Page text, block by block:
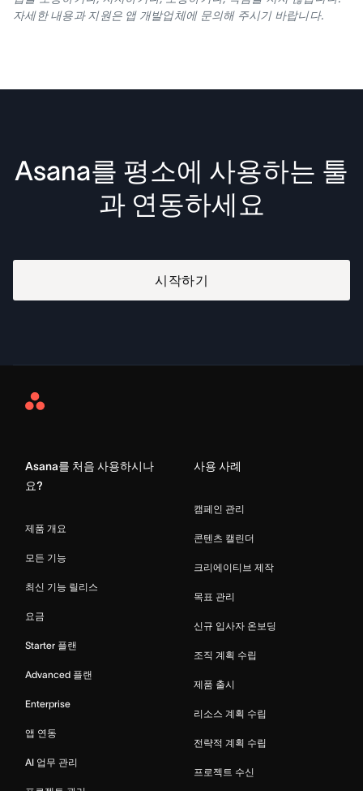
자세한 내용과 지원은 앱 개발업체에 문의해 주시기 바랍니다.
Asana를 평소에 사용하는 툴
과 연동하세요
시작하기
Asana
Asana를 처음 사용하시나
요?
제품 개요
모든 기능
최신 기능 릴리스
요금
Starter 플랜
Advanced 플랜
Enterprise
앱 연동
AI 업무 관리
사용 사례
캠페인 관리
콘텐츠 캘린더
크리에이티브 제작
목표 관리
신규 입사자 온보딩
조직 계획 수립
제품 출시
리소스 계획 수립
전략적 계획 수립
프로젝트 수신